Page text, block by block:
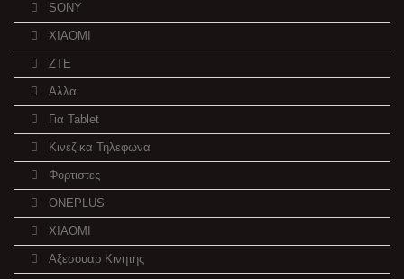
SONY
XIAOMI
ZTE
Αλλα
Για Tablet
Κινεζικα Τηλεφωνα
Φορτιστες
ONEPLUS
XIAOMI
Αξεσουαρ Κινητης